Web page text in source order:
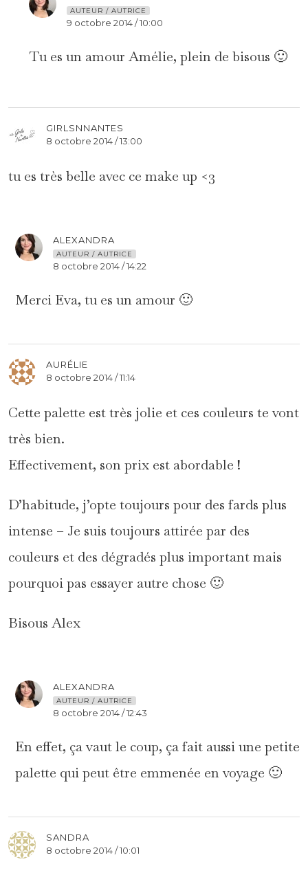
AUTEUR / AUTRICE
9 octobre 2014 / 10:00
Tu es un amour Amélie, plein de bisous 🙂
GIRLSNNANTES
8 octobre 2014 / 13:00
tu es très belle avec ce make up <3
ALEXANDRA
AUTEUR / AUTRICE
8 octobre 2014 / 14:22
Merci Eva, tu es un amour 🙂
AURÉLIE
8 octobre 2014 / 11:14
Cette palette est très jolie et ces couleurs te vont
très bien.
Effectivement, son prix est abordable !
D’habitude, j’opte toujours pour des fards plus
intense – Je suis toujours attirée par des
couleurs et des dégradés plus important mais
pourquoi pas essayer autre chose 🙂
Bisous Alex
ALEXANDRA
AUTEUR / AUTRICE
8 octobre 2014 / 12:43
En effet, ça vaut le coup, ça fait aussi une petite
palette qui peut être emmenée en voyage 🙂
SANDRA
8 octobre 2014 / 10:01